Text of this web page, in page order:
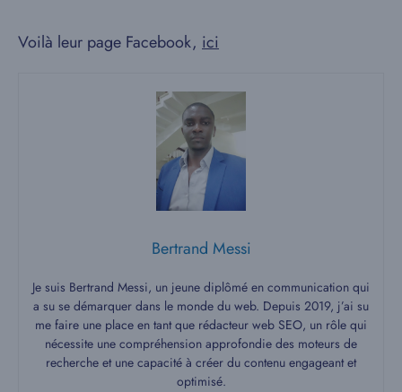
Voilà leur page Facebook, ici
Bertrand Messi
Je suis Bertrand Messi, un jeune diplômé en communication qui
a su se démarquer dans le monde du web. Depuis 2019, j’ai su
me faire une place en tant que rédacteur web SEO, un rôle qui
nécessite une compréhension approfondie des moteurs de
recherche et une capacité à créer du contenu engageant et
optimisé.